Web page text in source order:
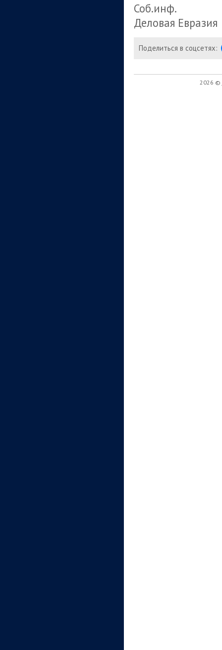
Соб.инф.
Деловая Евразия
Поделиться в соцсетях:
2026 ©